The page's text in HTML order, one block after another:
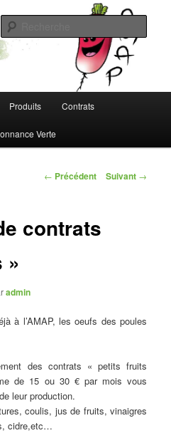
Roussière
Produits Contrats
Verte
Navigation
← Précédent Suivant →
contrats
»
admin
à l’AMAP, les oeufs des poules
des contrats « petits fruits
de 15 ou 30 € par mois vous
leur production.
coulis, jus de fruits, vinaigres
cidre,etc…